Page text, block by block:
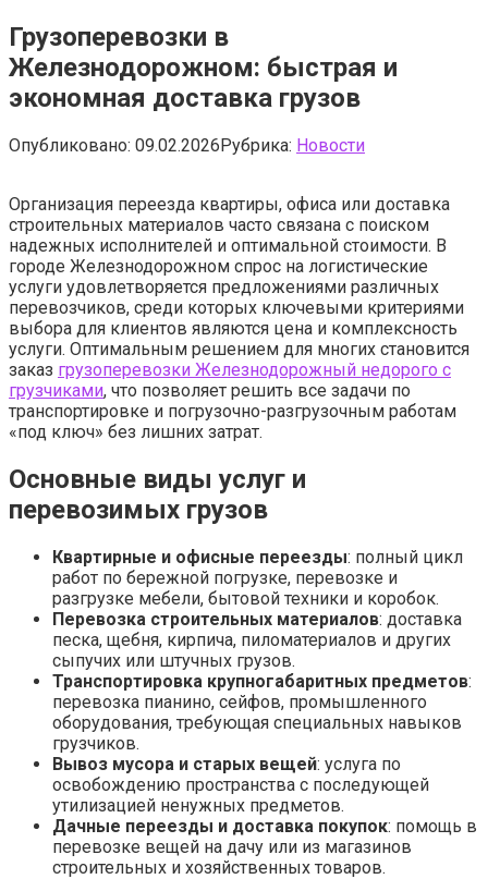
Грузоперевозки в
Железнодорожном: быстрая и
экономная доставка грузов
Опубликовано: 09.02.2026Рубрика: Новости
Организация переезда квартиры, офиса или доставка
строительных материалов часто связана с поиском
надежных исполнителей и оптимальной стоимости. В
городе Железнодорожном спрос на логистические
услуги удовлетворяется предложениями различных
перевозчиков, среди которых ключевыми критериями
выбора для клиентов являются цена и комплексность
услуги. Оптимальным решением для многих становится
заказ грузоперевозки Железнодорожный недорого с
грузчиками, что позволяет решить все задачи по
транспортировке и погрузочно-разгрузочным работам
«под ключ» без лишних затрат.
Основные виды услуг и
перевозимых грузов
Квартирные и офисные переезды: полный цикл
работ по бережной погрузке, перевозке и
разгрузке мебели, бытовой техники и коробок.
Перевозка строительных материалов: доставка
песка, щебня, кирпича, пиломатериалов и других
сыпучих или штучных грузов.
Транспортировка крупногабаритных предметов:
перевозка пианино, сейфов, промышленного
оборудования, требующая специальных навыков
грузчиков.
Вывоз мусора и старых вещей: услуга по
освобождению пространства с последующей
утилизацией ненужных предметов.
Дачные переезды и доставка покупок: помощь в
перевозке вещей на дачу или из магазинов
строительных и хозяйственных товаров.